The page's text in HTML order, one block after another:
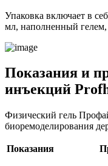
Упаковка включает в
мл, наполненный
Показания и
инъекций
Физический гель
биоремоделирования
Показания